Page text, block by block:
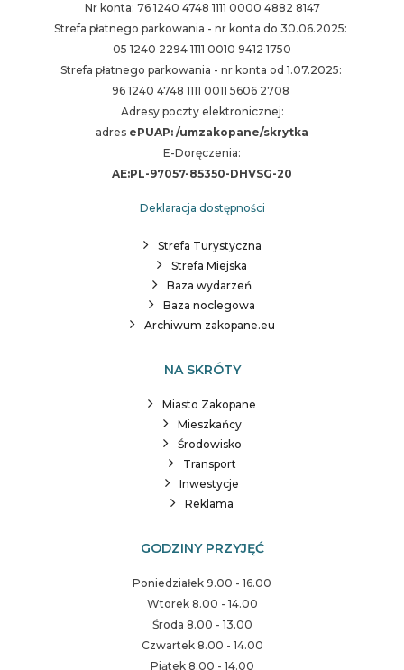
Nr konta: 76 1240 4748 1111 0000 4882 8147
Strefa płatnego parkowania - nr konta do 30.06.2025:
05 1240 2294 1111 0010 9412 1750
Strefa płatnego parkowania - nr konta od 1.07.2025:
96 1240 4748 1111 0011 5606 2708
Adresy poczty elektronicznej:
adres ePUAP: /umzakopane/skrytka
E-Doręczenia:
AE:PL-97057-85350-DHVSG-20
Deklaracja dostępności
Strefa Turystyczna
Strefa Miejska
Baza wydarzeń
Baza noclegowa
Archiwum zakopane.eu
NA SKRÓTY
Miasto Zakopane
Mieszkańcy
Środowisko
Transport
Inwestycje
Reklama
GODZINY PRZYJĘĆ
Poniedziałek 9.00 - 16.00
Wtorek 8.00 - 14.00
Środa 8.00 - 13.00
Czwartek 8.00 - 14.00
Piątek 8.00 - 14.00